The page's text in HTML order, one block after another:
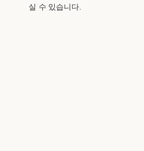
실 수 있습니다.